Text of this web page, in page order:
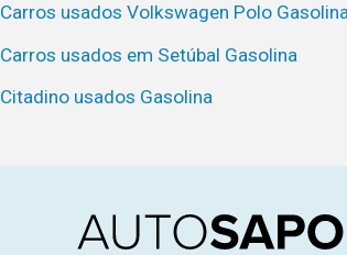
Carros usados Volkswagen Polo
Carros usados em Setúbal Gasolina
Citadino usados Gasolina